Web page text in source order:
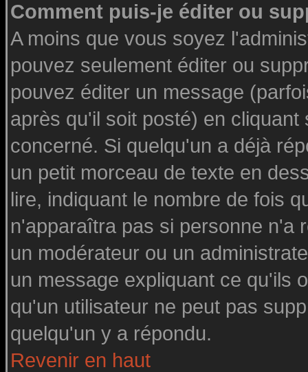
Comment puis-je éditer ou
A moins que vous soyez
pouvez seulement éditer ou
pouvez éditer un message
après qu'il soit posté) en
concerné. Si quelqu'un a déjà
un petit morceau de texte en
lire, indiquant le nombre de fois
n'apparaîtra pas si personne n'a
un modérateur ou un
un message expliquant ce qu'ils
qu'un utilisateur ne peut pas
quelqu'un y a répondu.
Revenir en haut